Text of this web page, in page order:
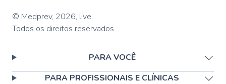
© Medprev, 2026, live
Todos os direitos reservados
PARA VOCÊ
PARA PROFISSIONAIS E CLÍNICAS